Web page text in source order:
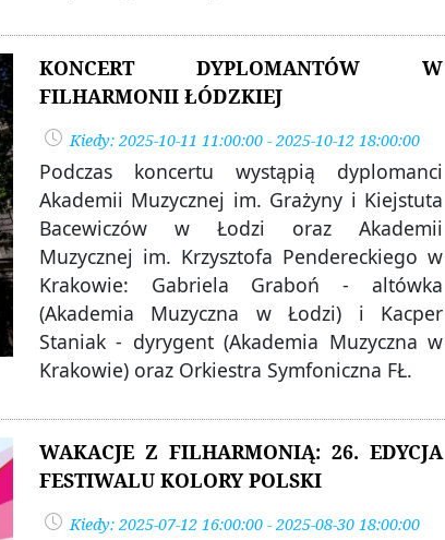
KONCERT DYPLOMANTÓW W
FILHARMONII ŁÓDZKIEJ
Kiedy: 2025-10-11 11:00:00 - 2025-10-12 18:00:00
Podczas koncertu wystąpią dyplomanci
Akademii Muzycznej im. Grażyny i Kiejstuta
Bacewiczów w Łodzi oraz Akademii
Muzycznej im. Krzysztofa Pendereckiego w
Krakowie: Gabriela Graboń - altówka
(Akademia Muzyczna w Łodzi) i Kacper
Staniak - dyrygent (Akademia Muzyczna w
Krakowie) oraz Orkiestra Symfoniczna FŁ.
WAKACJE Z FILHARMONIĄ: 26. EDYCJA
FESTIWALU KOLORY POLSKI
Kiedy: 2025-07-12 16:00:00 - 2025-08-30 18:00:00